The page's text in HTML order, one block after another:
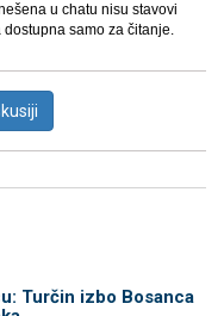
u chatu nisu stavovi
samo za čitanje.
Turčin izbo Bosanca